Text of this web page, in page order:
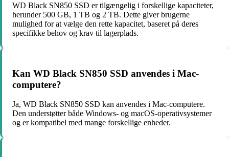
WD Black SN850 SSD er tilgængelig i forskellige kapaciteter,
herunder 500 GB, 1 TB og 2 TB. Dette giver brugerne
mulighed for at vælge den rette kapacitet, baseret på deres
specifikke behov og krav til lagerplads.
Kan WD Black SN850 SSD anvendes i Mac-
computere?
Ja, WD Black SN850 SSD kan anvendes i Mac-computere.
Den understøtter både Windows- og macOS-operativsystemer
og er kompatibel med mange forskellige enheder.